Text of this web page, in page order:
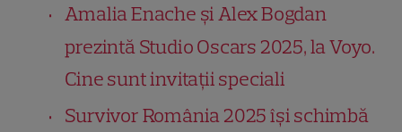
Amalia Enache și Alex Bogdan
prezintă Studio Oscars 2025, la Voyo.
Cine sunt invitații speciali
Survivor România 2025 își schimbă